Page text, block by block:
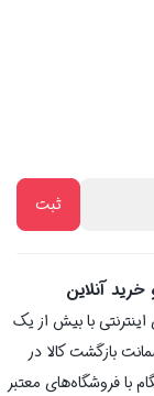
آنلاین
با بیش از یک
به اصل مشتری مداری ، 3 روز ضمانت بازگشت کالا در
با فروشگاه‌های معتبر